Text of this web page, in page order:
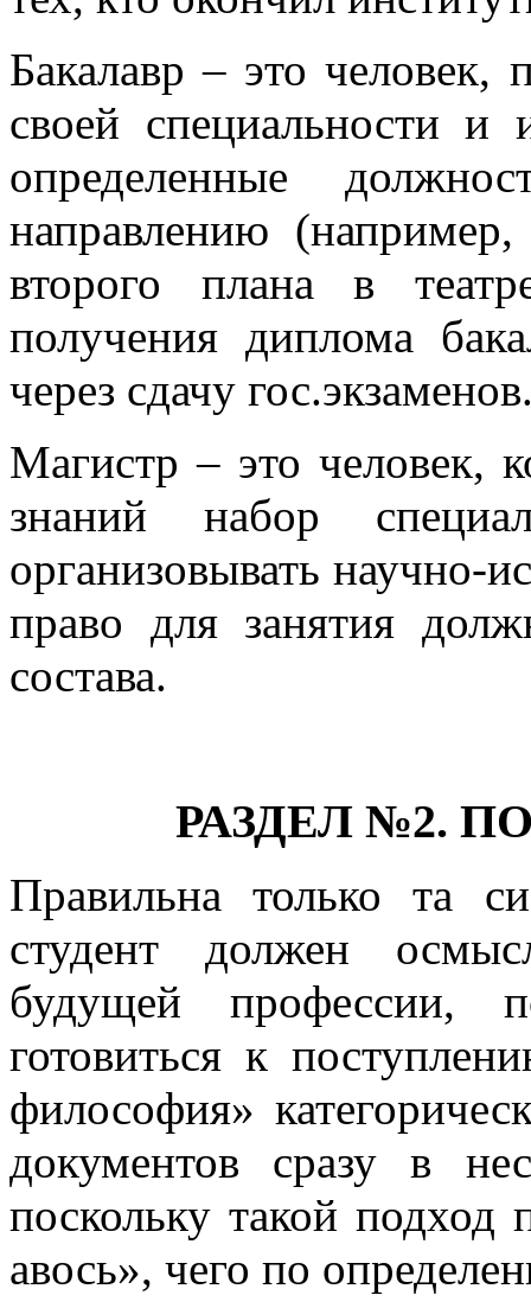
Бакалавр – это
своей специальности
определенные
направлению
второго плана в
получения диплома
через сдачу
Магистр – это человек,
знаний набор
организовывать научно-
право для занятия
состава.
РАЗДЕЛ №2.
Правильна только та
студент должен
будущей профессии,
готовиться к
философия»
документов сразу в
поскольку такой подход
авось», чего по